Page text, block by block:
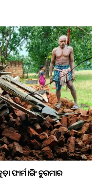
ଫାର୍ମ ଭାଙ୍ଗି ଚୁରମାର